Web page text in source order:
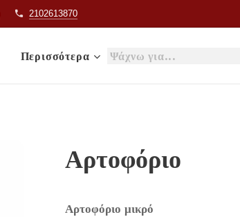
2102613870
Περισσότερα
Αρτοφόριο
Αρτοφόριο μικρό